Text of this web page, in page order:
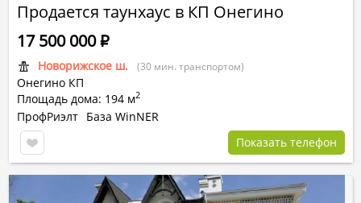
Продается таунхаус в КП Онегино
Новорижское ш. (30 мин. транспортом)
Онегино КП
Площадь дома: 194 м2
17 500 000Р
ПрофРиэлт База WinNER
Показать телефон